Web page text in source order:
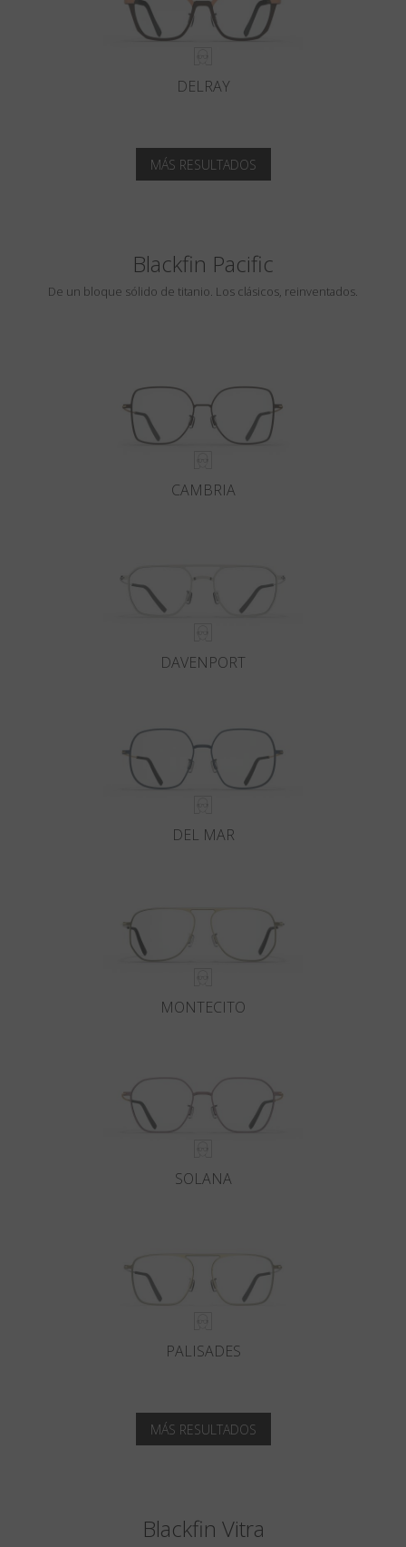
DELRAY
MÁS RESULTADOS
Blackfin Pacific
De un bloque sólido de titanio. Los clásicos, reinventados.
CAMBRIA
DAVENPORT
DEL MAR
MONTECITO
SOLANA
PALISADES
MÁS RESULTADOS
Blackfin Vitra